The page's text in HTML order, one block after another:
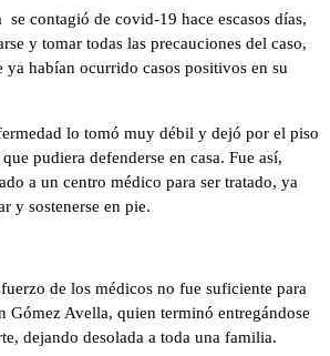
contagió de covid-19 hace escasos días,
y tomar todas las precauciones del caso,
ya habían ocurrido casos positivos en su
lo tomó muy débil y dejó por el piso
pudiera defenderse en casa. Fue así,
a un centro médico para ser tratado, ya
y sostenerse en pie.
de los médicos no fue suficiente para
Gómez Avella, quien terminó entregándose
dejando desolada a toda una familia.